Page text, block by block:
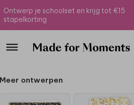
Ontwerp je schoolset en krijg tot €15
stapelkorting
Meer ontwerpen